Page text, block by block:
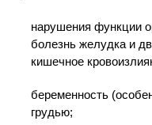
нарушения функции
болезнь желудка и
кишечное
беременность
грудью;